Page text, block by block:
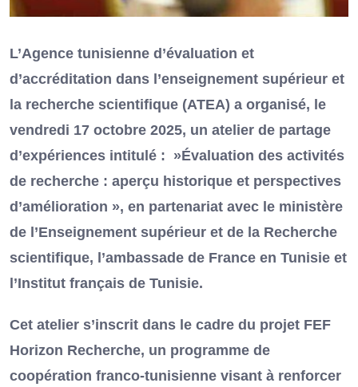
L’Agence tunisienne d’évaluation et
d’accréditation dans l’enseignement supérieur et
la recherche scientifique (ATEA) a organisé, le
vendredi 17 octobre 2025, un atelier de partage
d’expériences intitulé : »Évaluation des activités
de recherche : aperçu historique et perspectives
d’amélioration », en partenariat avec le ministère
de l’Enseignement supérieur et de la Recherche
scientifique, l’ambassade de France en Tunisie et
l’Institut français de Tunisie.
Cet atelier s’inscrit dans le cadre du projet FEF
Horizon Recherche, un programme de
coopération franco-tunisienne visant à renforcer